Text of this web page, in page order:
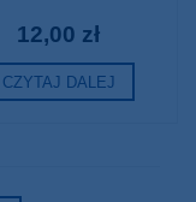
12,00 zł
CZYTAJ DALEJ